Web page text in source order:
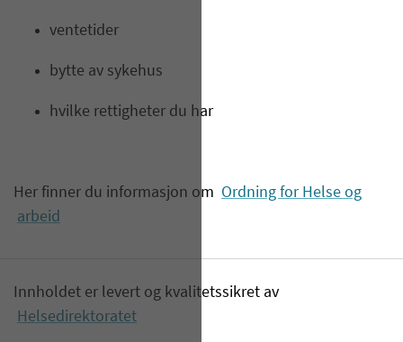
ventetider
bytte av sykehus
hvilke rettigheter du har
Her finner du informasjon om Ordning for Helse og
arbeid
Innholdet er levert og kvalitetssikret av
Helsedirektoratet